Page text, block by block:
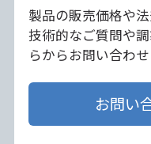
製品の販売価格や
技術的なご質問や
らからお問い合わせ
お問い